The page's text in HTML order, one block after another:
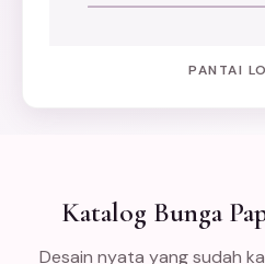
PANTAI
Katalog Bunga
Desain nyata yang sudah